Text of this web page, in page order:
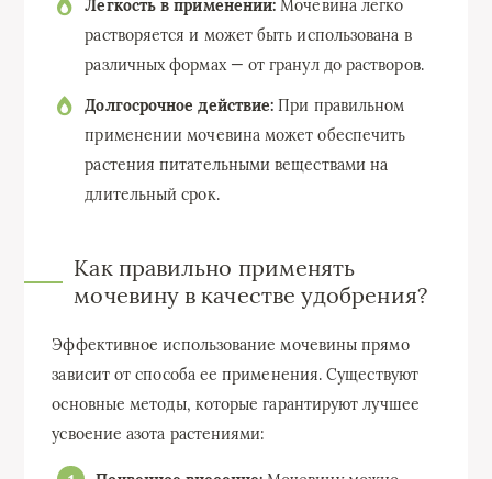
Легкость в применении: Мочевина легко
растворяется и может быть использована в
различных формах — от гранул до растворов.
Долгосрочное действие: При правильном
применении мочевина может обеспечить
растения питательными веществами на
длительный срок.
Как правильно применять
мочевину в качестве удобрения?
Эффективное использование мочевины прямо
зависит от способа ее применения. Существуют
основные методы, которые гарантируют лучшее
усвоение азота растениями: